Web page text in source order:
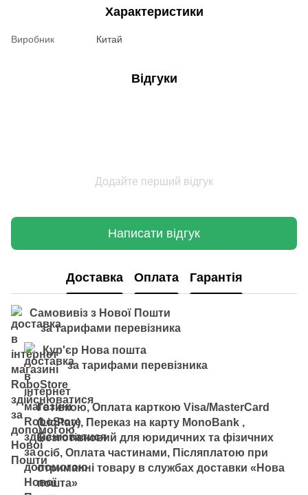
Характеристики
Виробник Китай
Відгуки
Додайте перший відгук
Написати відгук
Доставка Оплата Гарантія
Самовивіз з Нової Пошти
за тарифами перевізника
Кур'єр Нова пошта
за тарифами перевізника
Готівкою, Оплата карткою Visa/MasterCard
(LiqPay), Переказ на карту MonoBank ,
Безготівковий для юридичних та фізичних
осіб, Оплата частинами, Післяплатою при
отриманні товару в службах доставки «Нова
пошта»